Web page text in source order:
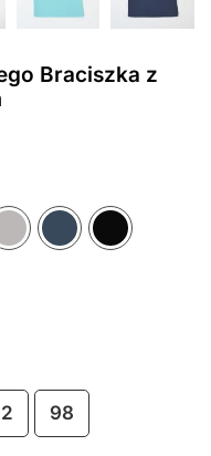
Braciszka z
Różowy
Błękitny MiętowySzary
98